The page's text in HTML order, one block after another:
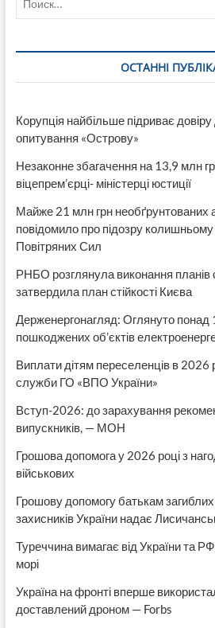
ОСТАННІ
Корупція найбільше підриває
опитування «Острову»
Незаконне збагачення на 13,9 млн
віцепрем’єрці- міністерці юстиції
Майже 21 млн грн необґрунтованих
повідомило про підозру колишньому
Повітряних Сил
РНБО розглянула виконання планів
затвердила план стійкості Києва
Держенергонагляд: Оглянуто понад
пошкоджених об’єктів
Виплати дітям переселенців в 2026
служби ГО «ВПО України»
Вступ-2026: до зарахування
випускників, — МОН
Грошова допомога у 2026 році з
військових
Грошову допомогу батькам загиблих
захисників України надає
Туреччина вимагає від України та
морі
Україна на фронті вперше
доставлений дроном — Forbs